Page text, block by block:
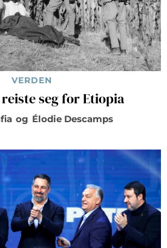
VERDEN
seg for Etiopia
og Élodie Descamps